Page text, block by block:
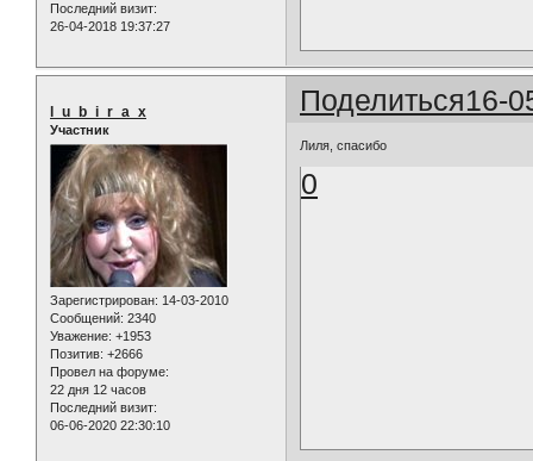
Последний визит:
26-04-2018 19:37:27
Поделиться16-
l_u_b_i_r_a_x
Участник
Зарегистрирован: 14-03-2010
Сообщений: 2340
Уважение: +1953
Позитив: +2666
Провел на форуме:
22 дня 12 часов
Последний визит:
06-06-2020 22:30:10
Лиля, спасибо
0